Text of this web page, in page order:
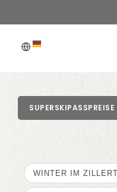
WILLKOMMEN
APPARTEMENTS
SOMMER IM ZILLERTAL
WINTER IM